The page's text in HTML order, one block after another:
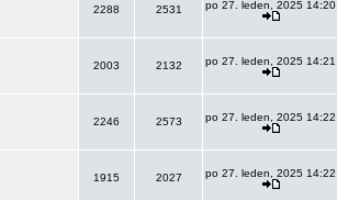
2288 2531 po 27. leden, 2025 14:20
2003 2132 po 27. leden, 2025 14:21
2246 2573 po 27. leden, 2025 14:22
1915 2027 po 27. leden, 2025 14:22